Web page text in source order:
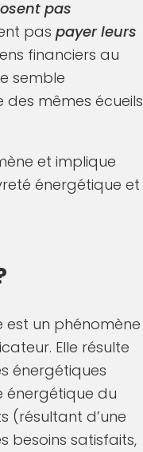
pas
pas payer leurs
financiers au
semble
mêmes écueils
et implique
énergétique et
un phénomène
Elle résulte
énergétiques
énergétique du
(résultant d’une
besoins satisfaits,